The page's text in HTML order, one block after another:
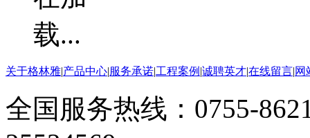
关于格林雅|产品中心|服务承诺|工程案例 |诚聘英才|在线留言|网
全国服务热线：0755-